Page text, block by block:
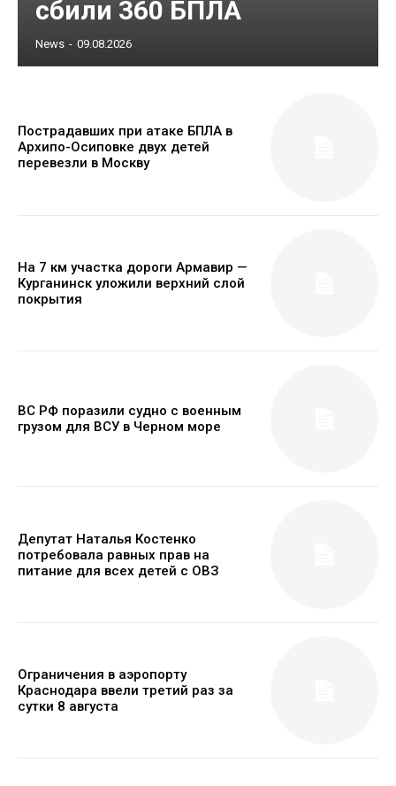
сбили 360 БПЛА
News - 09.08.2026
Пострадавших при атаке БПЛА в
Архипо-Осиповке двух детей
перевезли в Москву
На 7 км участка дороги Армавир —
Курганинск уложили верхний слой
покрытия
ВС РФ поразили судно с военным
грузом для ВСУ в Черном море
Депутат Наталья Костенко
потребовала равных прав на
питание для всех детей с ОВЗ
Ограничения в аэропорту
Краснодара ввели третий раз за
сутки 8 августа